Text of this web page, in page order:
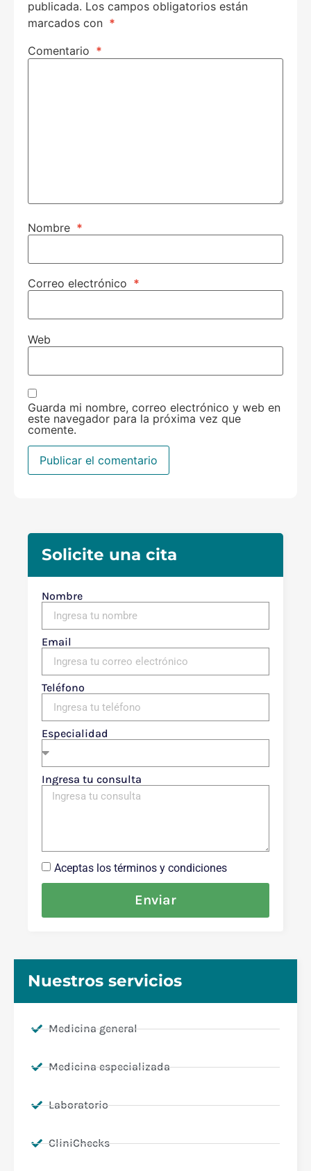
publicada. Los campos obligatorios están
marcados con *
Comentario *
Nombre *
Correo electrónico *
Web
Guarda mi nombre, correo electrónico y web en
este navegador para la próxima vez que
comente.
Solicite una cita
Nombre
Email
Teléfono
Especialidad
Ingresa tu consulta
Aceptas los términos y condiciones
Enviar
Nuestros servicios
Medicina general
Medicina especializada
Laboratorio
CliniChecks